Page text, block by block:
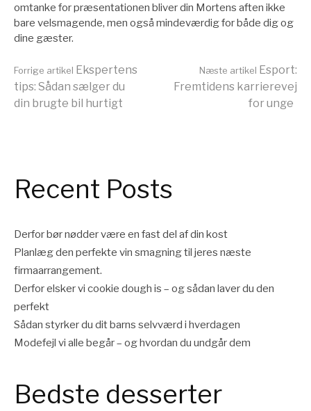
omtanke for præsentationen bliver din Mortens aften ikke
bare velsmagende, men også mindeværdig for både dig og
dine gæster.
Læs
Forrige artikel Ekspertens
tips: Sådan sælger du
din brugte bil hurtigt
Næste artikel Esport:
Fremtidens karrierevej
for unge
Recent Posts
Derfor bør nødder være en fast del af din kost
Planlæg den perfekte vin smagning til jeres næste
firmaarrangement.
Derfor elsker vi cookie dough is – og sådan laver du den
perfekt
Sådan styrker du dit barns selvværd i hverdagen
Modefejl vi alle begår – og hvordan du undgår dem
Bedste desserter